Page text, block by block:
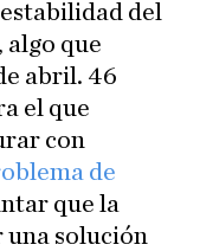
del
algo que
abril. 46
el que
con
de
que la
una solución